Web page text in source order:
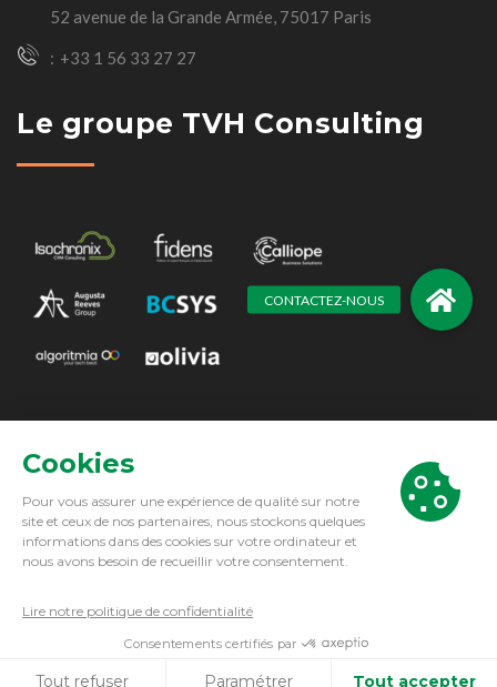
52 avenue de la Grande Armée, 75017 Paris
+33 1 56 33 27 27
Le groupe TVH Consulting
Augusta Reeves Group. All Right Reserved 2021